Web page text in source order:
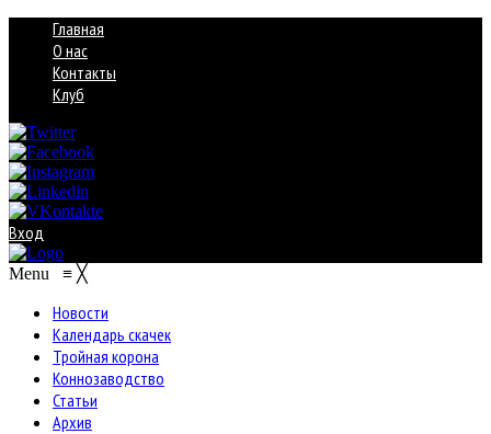
Главная
О нас
Контакты
Клуб
Вход
Menu ≡ ╳
Новости
Календарь скачек
Тройная корона
Коннозаводство
Статьи
Архив